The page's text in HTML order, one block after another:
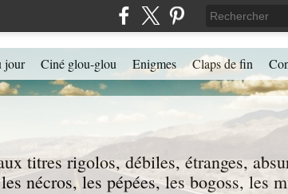
titres rigolos, débiles, étranges,
nécros, les pépées, les bogoss, les
jour Ciné glou-glou Enigmes Claps de fin